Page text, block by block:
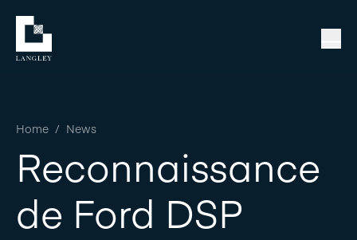
Home / News
Reconnaissance
de Ford DSP